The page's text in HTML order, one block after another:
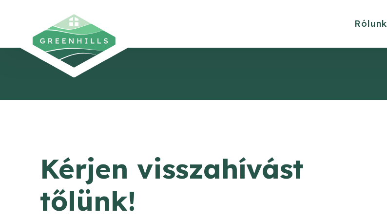
Rólunk
Kérjen visszahívást
tőlünk!